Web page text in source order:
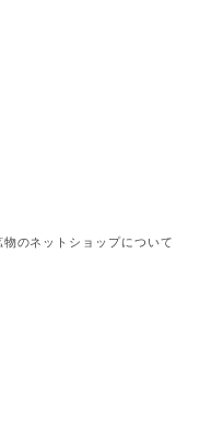
のネットショップについて